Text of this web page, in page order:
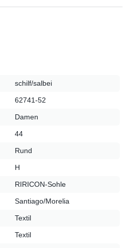
schilf/salbei
62741-52
Damen
44
Rund
H
RIRICON-Sohle
Santiago/Morelia
Textil
Textil